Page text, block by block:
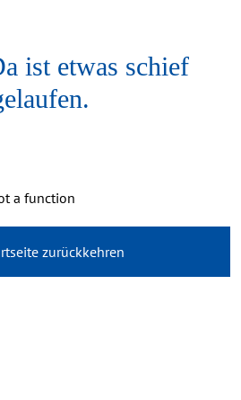
ist etwas schief
a function
zurückkehren